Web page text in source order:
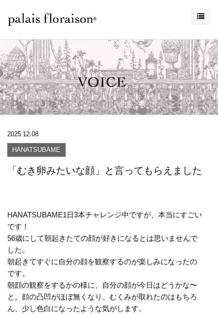
2025.12.08
HANATSUBAME
「むき卵みたいな顔」と言ってもらえました
HANATSUBAME1日3本チャレンジ中ですが、本当にすごい
です！
56歳にして朝起きたての顔が好きになるとは思いませんで
した。
朝起きてすぐに自分の顔を観察するのが楽しみになったの
です。
朝顔の観察をするかの様に、自分の顔が今日はどうかな〜
と。顔の凸凹がほぼ無くなり、むくみが取れたのはもちろ
ん、少し色白になったような気がします。